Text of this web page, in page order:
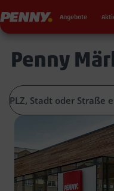
Penny Angebote
Penny